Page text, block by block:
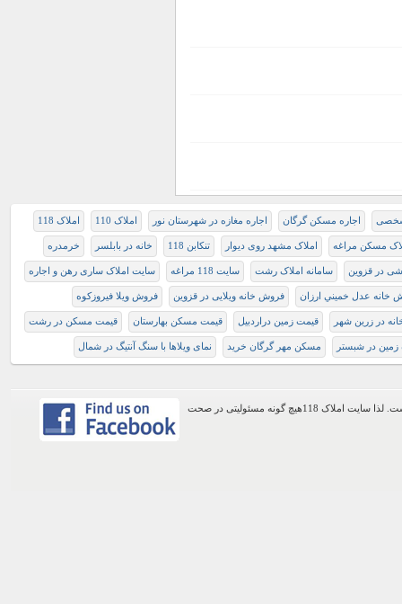
شخصی اجاره مسکن گرگان اجاره مغازه در شهرستان نور املاک 110 املاک 118
مسکن مراغه املاک مشهد روی دیوار تنکابن 118 خانه در بابلسر خرمدره
در قزوین سامانه املاک رشت سایت 118 مراغه سایت املاک ساری رهن و اجاره
خانه عدل خميني ارزان فروش خانه ویلایی در قزوین فروش ویلا فیروزکوه
در زرین شهر قیمت زمین دراردبیل قیمت مسکن بهارستان قیمت مسکن در رشت
زمین در شبستر مسکن مهر گرگان خرید نمای ویلاها با سنگ آنتیگ در شمال
اطلاعات موجود در این وب سایت از طریق کاربران عمومی سایت ثبت شده است. لذا سایت املاک 118هیچ گونه مسئولیتی در صحت